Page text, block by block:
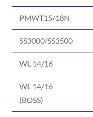
PMWT15/18N
SS3000/SS3500
WL 14/16
WL 14/16
(BOSS)